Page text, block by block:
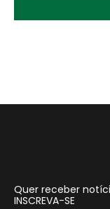
Quer receber
INSCREVA-SE